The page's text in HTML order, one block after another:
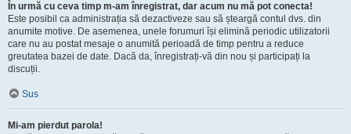
În urmă cu ceva timp m-am înregistrat, dar acum nu mă pot conecta!
Este posibil ca administrația să dezactiveze sau să șteargă contul dvs. din
anumite motive. De asemenea, unele forumuri își elimină periodic utilizatorii
care nu au postat mesaje o anumită perioadă de timp pentru a reduce
greutatea bazei de date. Dacă da, înregistrați-vă din nou și participați la
discuții.
Sus
Mi-am pierdut parola!